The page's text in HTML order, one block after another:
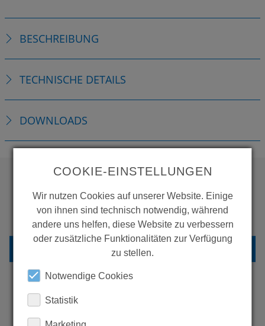
BESCHREIBUNG
TECHNISCHE DETAILS
DOWNLOADS
WOLLEN SIE MEHR
PRODUKTE SEHEN?
ZURÜCK ZUR ÜBERSICHT
COOKIE-EINSTELLUNGEN
Wir nutzen Cookies auf unserer Website. Einige
von ihnen sind technisch notwendig, während
andere uns helfen, diese Website zu verbessern
oder zusätzliche Funktionalitäten zur Verfügung
zu stellen.
Notwendige Cookies
Statistik